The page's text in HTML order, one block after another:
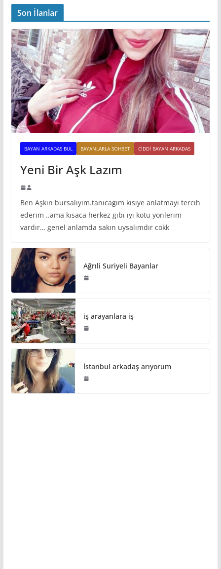
Son İlanlar
BAYAN ARKADAS BUL BAYANLARLA SOHBET CIDDI BAYAN ARKADAS
Yeni Bir Aşk Lazım
Ben Aşkın bursalıyım.tanıcagım kısıye anlatmayı tercıh
ederım ..ama kısaca herkez gıbı ıyı kotu yonlerım
vardır… genel anlamda sakın uysalımdır cokk
Ağrıli Suriyeli Bayanlar
iş arayanlara iş
İstanbul arkadaş arıyorum